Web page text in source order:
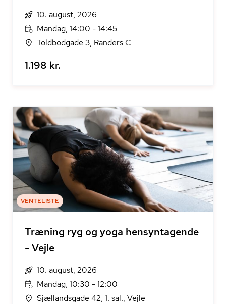
10. august, 2026
Mandag, 14:00 - 14:45
Toldbodgade 3, Randers C
1.198 kr.
VENTELISTE
Træning ryg og yoga hensyntagende
- Vejle
10. august, 2026
Mandag, 10:30 - 12:00
Sjællandsgade 42, 1. sal., Vejle